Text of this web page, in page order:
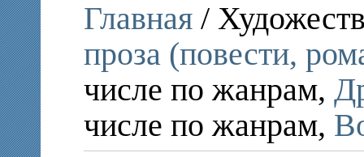
Главная /
проза (повести,
числе по жанрам,
числе по жанрам,